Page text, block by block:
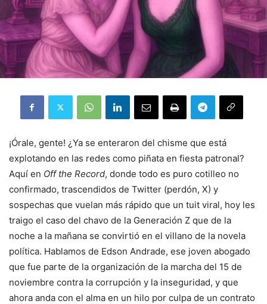
¡Órale, gente! ¿Ya se enteraron del chisme que está
explotando en las redes como piñata en fiesta patronal?
Aquí en Off the Record, donde todo es puro cotilleo no
confirmado, trascendidos de Twitter (perdón, X) y
sospechas que vuelan más rápido que un tuit viral, hoy les
traigo el caso del chavo de la Generación Z que de la
noche a la mañana se convirtió en el villano de la novela
política. Hablamos de Edson Andrade, ese joven abogado
que fue parte de la organización de la marcha del 15 de
noviembre contra la corrupción y la inseguridad, y que
ahora anda con el alma en un hilo por culpa de un contrato